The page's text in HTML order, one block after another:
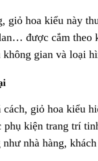
giỏ hoa kiểu này
được cắm theo
gian và loại
giỏ hoa kiểu
phụ kiện trang trí
nhà hàng,